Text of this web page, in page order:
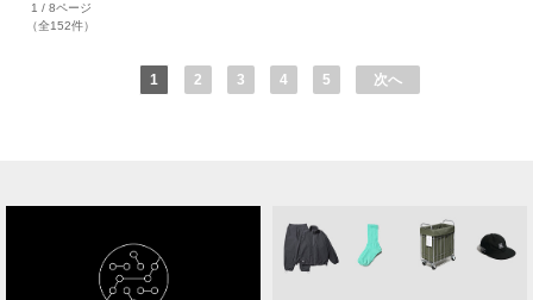
1 / 8ページ
（全152件）
1 2 3 4 5 次へ